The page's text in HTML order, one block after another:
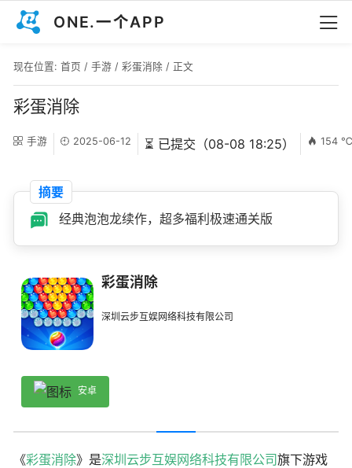
ONE.一个APP
现在位置: 首页 / 手游 / 彩蛋消除 / 正文
彩蛋消除
手游 2025-06-12 ⏳ 已提交（08-08 18:25） 154
摘要
经典泡泡龙续作，超多福利极速通关版
彩蛋消除
深圳云步互娱网络科技有限公司
安卓
《彩蛋消除》是深圳云步互娱网络科技有限公司旗下游戏